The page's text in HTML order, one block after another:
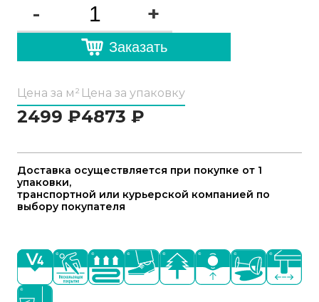
- +
Заказать
Цена за м²
2499 ₽
Цена за упаковку
4873 ₽
Доставка осуществляется при покупке от 1
упаковки,
транспортной или курьерской компанией по
выбору покупателя